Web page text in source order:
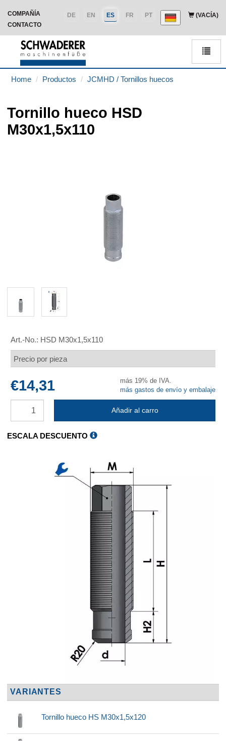
(VACÍA)
COMPAÑÍA PT
FR
ES
EN
DE
CONTACTO
Home Productos JCMHD / Tornillos huecos
Tornillo hueco HSD
M30x1,5x110
Art.-No.: HSD M30x1,5x110
Precio por pieza
€14,31
más 19% de IVA.
más gastos de envío y embalaje
Añadir al carro
ESCALA DESCUENTO
VARIANTES
Tornillo hueco HS M30x1,5x120